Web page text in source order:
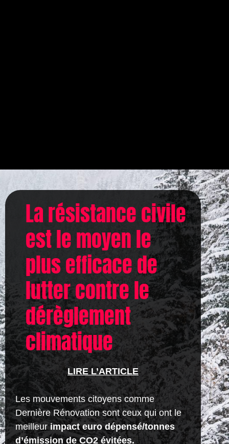
La résistance civile
est le moyen le
plus efficace de
lutter contre le
dérèglement
climatique
LIRE L’ARTICLE
Les mouvements citoyens comme
Dernière Rénovation sont ceux qui ont le
meilleurimpact euro dépensé/tonnes
d’émission de CO2 évitées.